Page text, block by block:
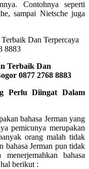
Contohnya seperti
sampai Nietsche juga
Terbaik Dan
0877 2768 8883
Perlu Diingat Dalam
bahasa Jerman yang
pemicunya merupakan
orang malah tidak
bahasa Jerman pun tidak
bahasa
berikut :